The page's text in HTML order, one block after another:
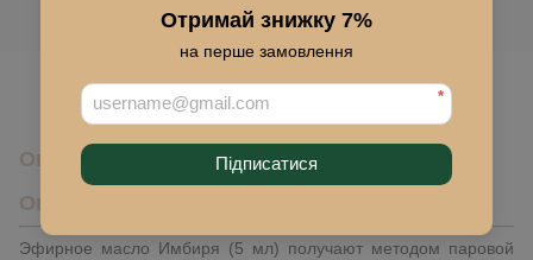
Отримай знижку 7%
на перше замовлення
*
Підписатися
для отображения накопительной скидки
В избранное
Описание
Описание
Эфирное масло Имбиря (5 мл) получают методом паровой